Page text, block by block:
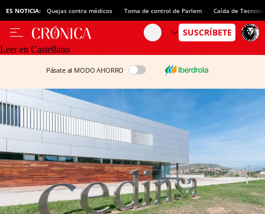
ES NOTICIA: Quejas contra médicos Toma de control de Parlem Caída de
Leer en Castellano
Pásate al MODO AHORRO